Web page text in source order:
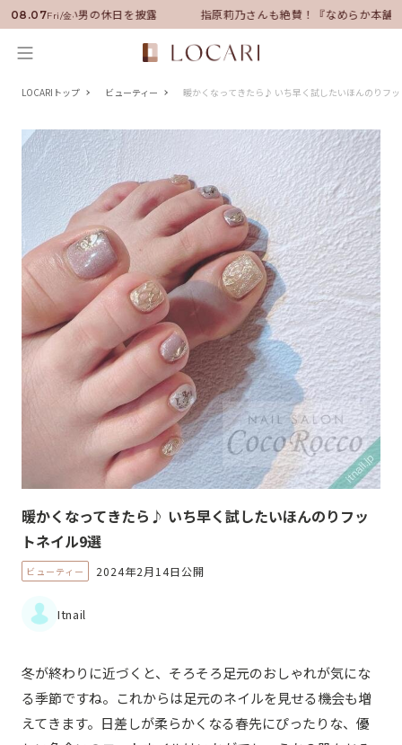
08.07Fri/金
就任！いい男の休日を披露 指原莉乃さんも絶賛！『なめらか本舗
LOCARIトップ ビューティー 暖かくなってきたら♪ いち早く試したいほんのりフ
暖かくなってきたら♪ いち早く試したいほんのりフッ
トネイル9選
ビューティー 2024年2月14日公開
Itnail
冬が終わりに近づくと、そろそろ足元のおしゃれが気にな
る季節ですね。これからは足元のネイルを見せる機会も増
えてきます。日差しが柔らかくなる春先にぴったりな、優